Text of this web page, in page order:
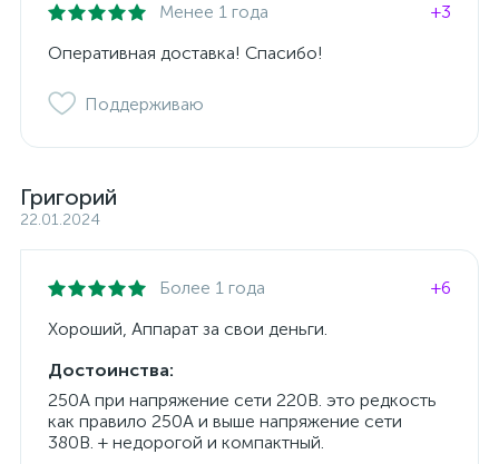
Менее 1 года
+3
Оперативная доставка! Спасибо!
Поддерживаю
Григорий
22.01.2024
Более 1 года
+6
Хороший, Аппарат за свои деньги.
Достоинства:
250А при напряжение сети 220В. это редкость
как правило 250А и выше напряжение сети
380В. + недорогой и компактный.